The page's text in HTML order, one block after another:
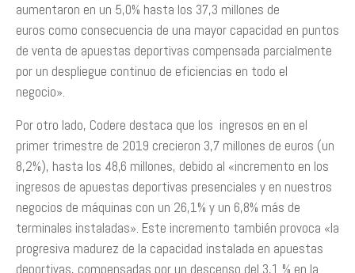
aumentaron en un 5,0% hasta los 37,3 millones de
euros como consecuencia de una mayor capacidad en puntos
de venta de apuestas deportivas compensada parcialmente
por un despliegue continuo de eficiencias en todo el
negocio».
Por otro lado, Codere destaca que los ingresos en en el
primer trimestre de 2019 crecieron 3,7 millones de euros (un
8,2%), hasta los 48,6 millones, debido al «incremento en los
ingresos de apuestas deportivas presenciales y en nuestros
negocios de máquinas con un 26,1% y un 6,8% más de
terminales instaladas». Este incremento también provoca «la
progresiva madurez de la capacidad instalada en apuestas
deportivas, compensadas por un descenso del 3,1 % en la